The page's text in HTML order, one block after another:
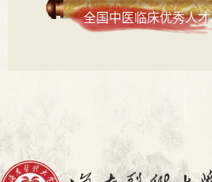
全国中医临床优秀人才